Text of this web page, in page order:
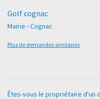
Golf cognac
Mairie - Cognac
Plus de demandes similaires
Êtes-vous le propriétaire d'un